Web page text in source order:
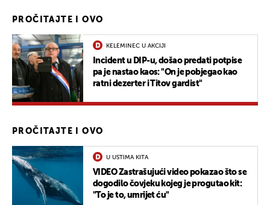
PROČITAJTE I OVO
KELEMINEC U AKCIJI
Incident u DIP-u, došao predati potpise
pa je nastao kaos: "On je pobjegao kao
ratni dezerter i Titov gardist"
PROČITAJTE I OVO
U USTIMA KITA
VIDEO Zastrašujući video pokazao što se
dogodilo čovjeku kojeg je progutao kit:
"To je to, umrijet ću"